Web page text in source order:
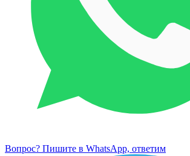
Вопрос? Пишите в WhatsApp, ответим